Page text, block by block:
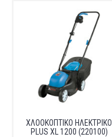
ΧΛΟΟΚΟΠΤΙΚΟ ΗΛΕΚΤΡΙΚΟ
PLUS XL 1200 (220100)